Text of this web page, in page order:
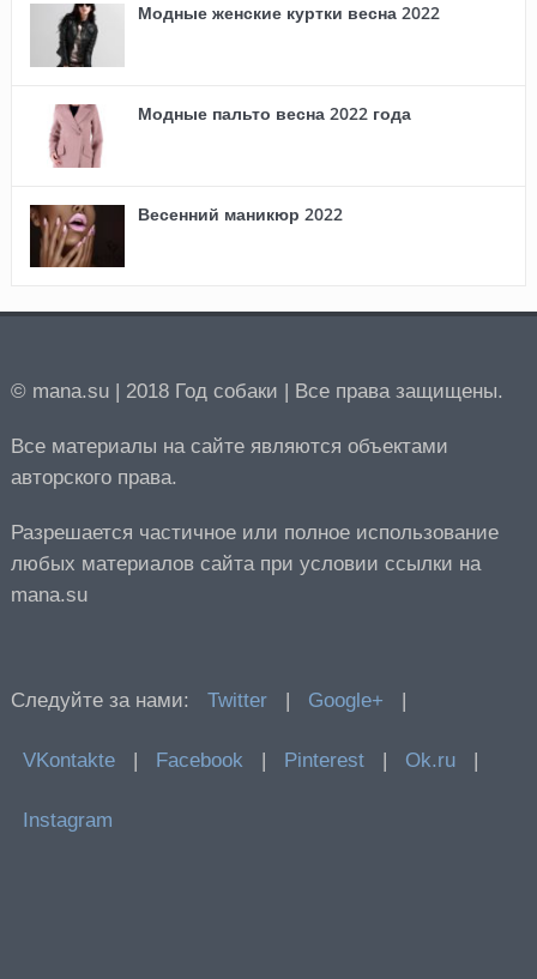
Модные женские куртки весна 2022
Модные пальто весна 2022 года
Весенний маникюр 2022
© mana.su | 2018 Год собаки | Все права защищены.
Все материалы на сайте являются объектами
авторского права.
Разрешается частичное или полное использование
любых материалов сайта при условии ссылки на
mana.su
Следуйте за нами: Twitter Google+
VKontakte Facebook Pinterest Ok.ru
Instagram